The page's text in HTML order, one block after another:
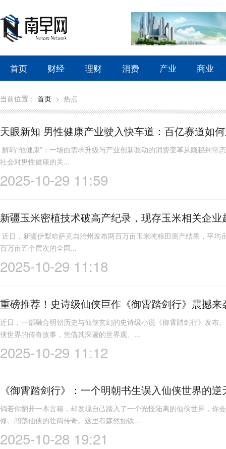
首页 财经 理财 消费 产业 商业
当前位置： 首页 > 热点
天眼新知 男性健康产业驶入快车道：百亿赛道如何
解码“他健康”：一场由需求升级与产业创新驱动的消费变革从隐秘到常
社会对男性健康的关...
2025-10-29 11:59
新疆玉米密植技术破高产纪录，现存玉米相关企业
近日，新疆伊犁哈萨克自治州发布两百万亩玉米吨粮田测产结果，平
百万亩五个层次的全国...
2025-10-29 11:18
重磅推荐！史诗级仙侠巨作《御霄踏剑行》震撼来
近日，一部融合明朝历史与仙侠玄幻的史诗级小说《御霄踏剑行》发布
侠世界的传奇故事，凭借其深邃的世界观、...
2025-10-29 11:12
《御霄踏剑行》：一个明朝书生误入仙侠世界的逆
倘若你翻开一本古籍，却发现自己踏入了一个光怪陆离的仙侠世界，你
修、闯荡仙侠的壮阔传奇。这里有森然如铁...
2025-10-28 19:21